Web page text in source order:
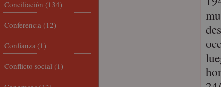
Conciliación (134)
Conferencia (12)
Confianza (1)
Conflicto social (1)